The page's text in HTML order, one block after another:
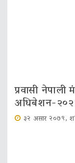
प्रवासी नेपाली
अधिबेशन-
३२ असार २०७९,